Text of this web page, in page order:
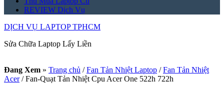
REVIEW Dịch Vụ
DỊCH VỤ LAPTOP TPHCM
Sửa Chữa Laptop Lấy Liền
Đang Xem » Trang chủ / Fan Tản Nhiệt Laptop / Fan Tản Nhiệt
Acer /Fan-Quạt Tản Nhiệt Cpu Acer One 522h 722h